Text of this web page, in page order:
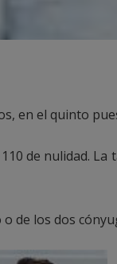
en el quinto
de nulidad.
de los dos